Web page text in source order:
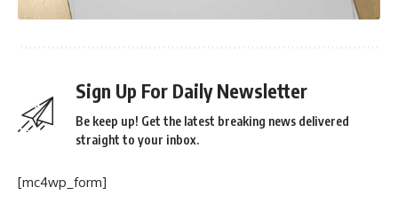
Sign Up For Daily Newsletter
Be keep up! Get the latest breaking news delivered
straight to your inbox.
[mc4wp_form]